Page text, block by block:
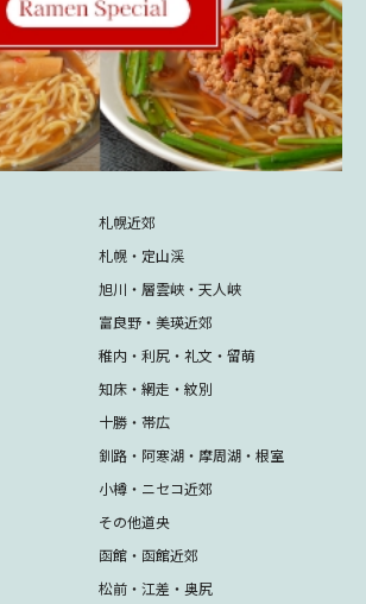
札幌近郊
札幌・定山渓
旭川・層雲峡・天人峡
富良野・美瑛近郊
稚内・利尻・礼文・留萌
知床・網走・紋別
十勝・帯広
釧路・阿寒湖・摩周湖・根室
小樽・ニセコ近郊
その他道央
函館・函館近郊
松前・江差・奥尻